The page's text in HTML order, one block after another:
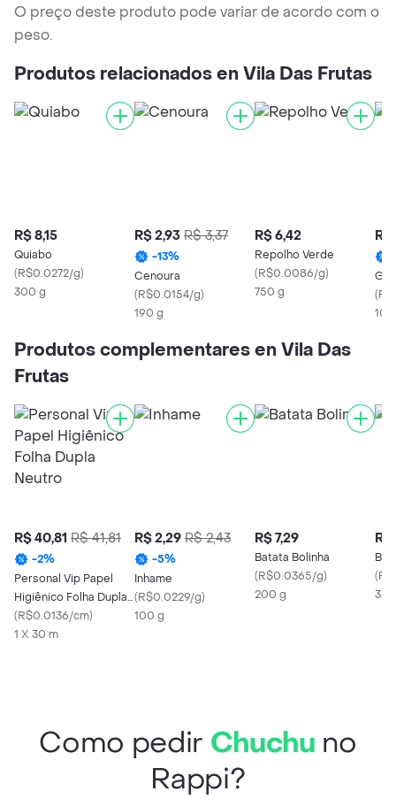
O preço deste produto pode variar de acordo com o
peso.
Produtos relacionados en Vila Das Frutas
R$ 8,15
Quiabo
(R$0.0272/g)
300 g
R$ 2,93 R$ 3,37
-13%
Cenoura
(R$0.0154/g)
190 g
R$ 6,42
Repolho Verde
(R$0.0086/g)
750 g
R$
(
Produtos complementares en Vila Das
Frutas
R$ 40,81 R$ 41,81
-2%
Personal Vip Papel
Higiênico Folha Dupla
Neutro
(R$0.0136/cm)
1 X 30 m
R$ 2,29 R$ 2,43
-5%
Inhame
(R$0.0229/g)
100 g
R$ 7,29
Batata Bolinha
(R$0.0365/g)
200 g
R$
(
Como pedir Chuchu no
Rappi?